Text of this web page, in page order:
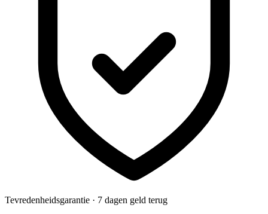
Tevredenheidsgarantie · 7 dagen geld terug